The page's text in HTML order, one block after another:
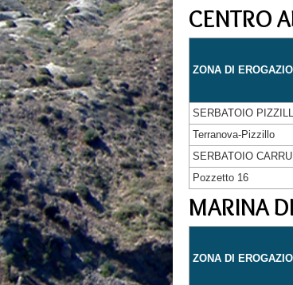
CENTRO
ZONA DI
SERBATOIO
Terranova-Pizzillo
SERBATOIO
Pozzetto 16
MARINA
ZONA DI